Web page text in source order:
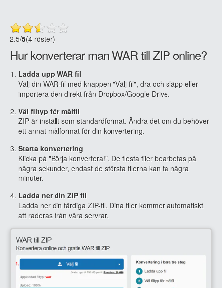
2.5/5(4 röster)
Hur konverterar man WAR till ZIP online?
Ladda upp WAR fil
Välj din WAR-fil med knappen "Välj fil", dra och släpp eller
importera den direkt från Dropbox/Google Drive.
Väl filtyp för målfil
ZIP är inställt som standardformat. Ändra det om du behöver
ett annat målformat för din konvertering.
Starta konvertering
Klicka på "Börja konvertera!". De flesta filer bearbetas på
några sekunder, endast de största filerna kan ta några
minuter.
Ladda ner din ZIP fil
Ladda ner din färdiga ZIP-fil. Dina filer kommer automatiskt
att raderas från våra servrar.